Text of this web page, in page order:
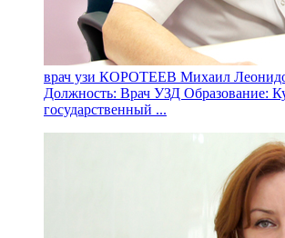
врач узи КОРОТЕЕВ Михаил
Должность: Врач УЗД Образование:
государственный ...